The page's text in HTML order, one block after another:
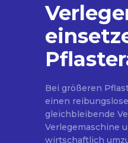
Bei größeren
einen
gleichbleibende
Verlegemaschine
wirtschaftlich